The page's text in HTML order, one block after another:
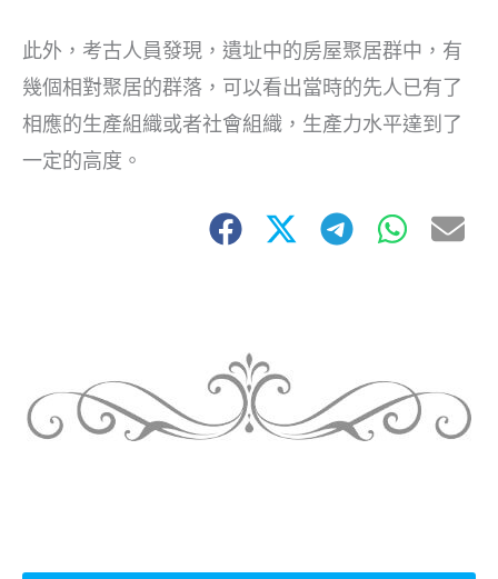
此外，考古人員發現，遺址中的房屋聚居群中，有
幾個相對聚居的群落，可以看出當時的先人已有了
相應的生產組織或者社會組織，生產力水平達到了
一定的高度。